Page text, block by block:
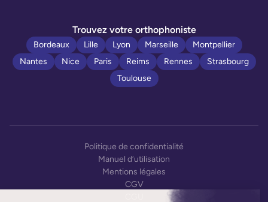
Trouvez votre orthophoniste
Bordeaux Lille Lyon Marseille
Montpellier
Nantes
Nice Paris Reims Rennes
Strasbourg
Toulouse
Politique de confidentialité
Manuel d’utilisation
Mentions légales
CGV